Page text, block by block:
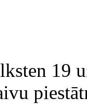
19